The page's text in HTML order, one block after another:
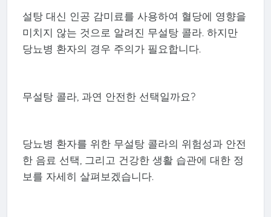
설탕 대신 인공 감미료를 사용하여 혈당에 영향을
미치지 않는 것으로 알려진 무설탕 콜라. 하지만
당뇨병 환자의 경우 주의가 필요합니다.
무설탕 콜라, 과연 안전한 선택일까요?
당뇨병 환자를 위한 무설탕 콜라의 위험성과 안전
한 음료 선택, 그리고 건강한 생활 습관에 대한 정
보를 자세히 살펴보겠습니다.